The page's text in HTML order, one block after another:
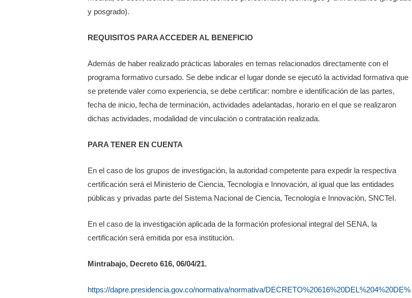
y posgrado).
REQUISITOS PARA ACCEDER AL BENEFICIO
Además de haber realizado prácticas laborales en temas relacionados directamente con el
programa formativo cursado. Se debe indicar el lugar donde se ejecutó la actividad formativa que
se pretende valer como experiencia, se debe certificar: nombre e identificación de las partes,
fecha de inicio, fecha de terminación, actividades adelantadas, horario en el que se realizaron
dichas actividades, modalidad de vinculación o contratación realizada.
PARA TENER EN CUENTA
En el caso de los grupos de investigación, la autoridad competente para expedir la respectiva
certificación será el Ministerio de Ciencia, Tecnología e Innovación, al igual que las entidades
públicas y privadas parte del Sistema Nacional de Ciencia, Tecnología e Innovación, SNCTeI.
En el caso de la investigación aplicada de la formación profesional integral del SENA, la
certificación será emitida por esa institución.
Mintrabajo, Decreto 616, 06/04/21.
https://dapre.presidencia.gov.co/normativa/normativa/DECRETO%20616%20DEL%204%20DE%